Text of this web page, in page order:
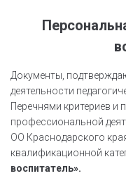
Документы,
деятельности
Перечнями критериев и
профессиональной
ОО Краснодарского
квалификационной
воспитатель».